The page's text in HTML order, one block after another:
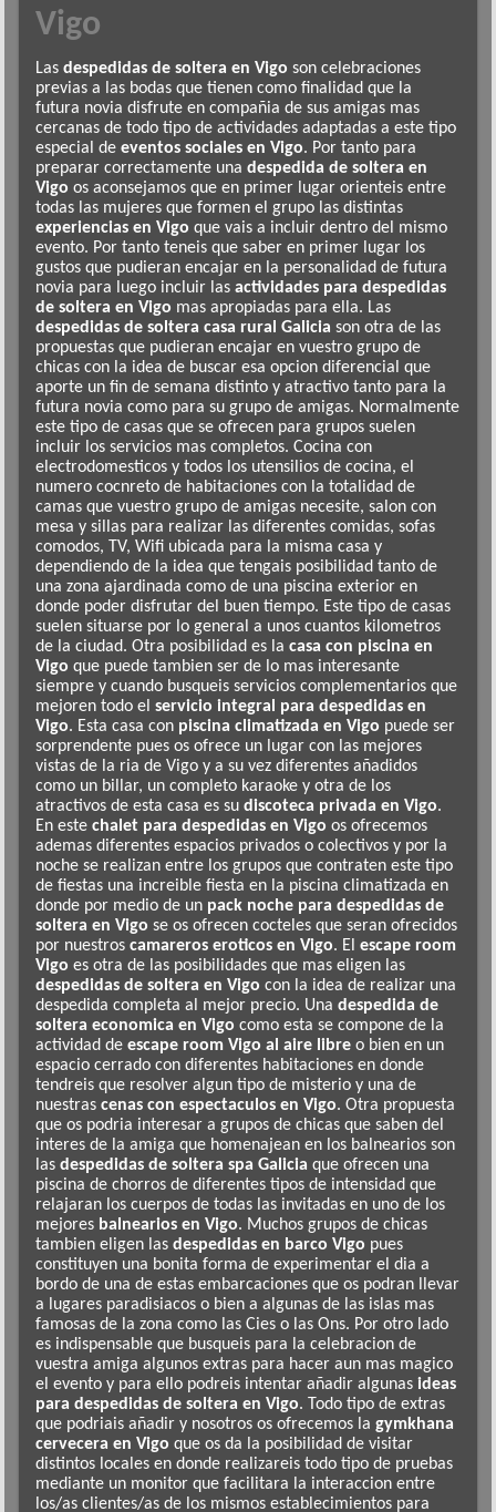
Vigo
Lasdespedidas de soltera en Vigo son celebraciones
previas a las bodas que tienen como finalidad que la
futura novia disfrute en compañia de sus amigas mas
cercanas de todo tipo de actividades adaptadas a este tipo
especial deeventos sociales en Vigo. Por tanto para
preparar correctamente unadespedida de soltera en
Vigo os aconsejamos que en primer lugar orienteis entre
todas las mujeres que formen el grupo las distintas
experiencias en Vigo que vais a incluir dentro del mismo
evento. Por tanto teneis que saber en primer lugar los
gustos que pudieran encajar en la personalidad de futura
novia para luego incluir lasactividades para despedidas
de soltera en Vigo mas apropiadas para ella. Las
despedidas de soltera casa rural Galicia son otra de las
propuestas que pudieran encajar en vuestro grupo de
chicas con la idea de buscar esa opcion diferencial que
aporte un fin de semana distinto y atractivo tanto para la
futura novia como para su grupo de amigas. Normalmente
este tipo de casas que se ofrecen para grupos suelen
incluir los servicios mas completos. Cocina con
electrodomesticos y todos los utensilios de cocina, el
numero cocnreto de habitaciones con la totalidad de
camas que vuestro grupo de amigas necesite, salon con
mesa y sillas para realizar las diferentes comidas, sofas
comodos, TV, Wifi ubicada para la misma casa y
dependiendo de la idea que tengais posibilidad tanto de
una zona ajardinada como de una piscina exterior en
donde poder disfrutar del buen tiempo. Este tipo de casas
suelen situarse por lo general a unos cuantos kilometros
de la ciudad. Otra posibilidad es lacasa con piscina en
Vigo que puede tambien ser de lo mas interesante
siempre y cuando busqueis servicios complementarios que
mejoren todo elservicio integral para despedidas en
Vigo. Esta casa con piscina climatizada en Vigo puede ser
sorprendente pues os ofrece un lugar con las mejores
vistas de la ria de Vigo y a su vez diferentes añadidos
como un billar, un completo karaoke y otra de los
atractivos de esta casa es sudiscoteca privada en Vigo.
En estechalet para despedidas en Vigo os ofrecemos
ademas diferentes espacios privados o colectivos y por la
noche se realizan entre los grupos que contraten este tipo
de fiestas una increible fiesta en la piscina climatizada en
donde por medio de un pack noche para despedidas de
soltera en Vigo se os ofrecen cocteles que seran ofrecidos
por nuestroscamareros eroticos en Vigo. Elescape room
Vigo es otra de las posibilidades que mas eligen las
despedidas de soltera en Vigo con la idea de realizar una
despedida completa al mejor precio. Unadespedida de
soltera economica en Vigo como esta se compone de la
actividad deescape room Vigo al aire libre o bien en un
espacio cerrado con diferentes habitaciones en donde
tendreis que resolver algun tipo de misterio y una de
nuestrascenas con espectaculos en Vigo. Otra propuesta
que os podria interesar a grupos de chicas que saben del
interes de la amiga que homenajean en los balnearios son
lasdespedidas de soltera spa Galicia que ofrecen una
piscina de chorros de diferentes tipos de intensidad que
relajaran los cuerpos de todas las invitadas en uno de los
mejores balnearios en Vigo. Muchos grupos de chicas
tambien eligen lasdespedidas en barco Vigo pues
constituyen una bonita forma de experimentar el dia a
bordo de una de estas embarcaciones que os podran llevar
a lugares paradisiacos o bien a algunas de las islas mas
famosas de la zona como las Cies o las Ons. Por otro lado
es indispensable que busqueis para la celebracion de
vuestra amiga algunos extras para hacer aun mas magico
el evento y para ello podreis intentar añadir algunasideas
para despedidas de soltera en Vigo. Todo tipo de extras
que podriais añadir y nosotros os ofrecemos lagymkhana
cervecera en Vigo que os da la posibilidad de visitar
distintos locales en donde realizareis todo tipo de pruebas
mediante un monitor que facilitara la interaccion entre
los/as clientes/as de los mismos establecimientos para